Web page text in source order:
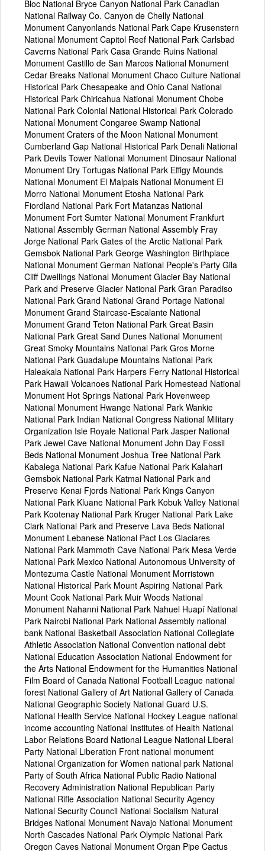
Bloc National Bryce Canyon National Park Canadian
National Railway Co. Canyon de Chelly National
Monument Canyonlands National Park Cape Krusenstern
National Monument Capitol Reef National Park Carlsbad
Caverns National Park Casa Grande Ruins National
Monument Castillo de San Marcos National Monument
Cedar Breaks National Monument Chaco Culture National
Historical Park Chesapeake and Ohio Canal National
Historical Park Chiricahua National Monument Chobe
National Park Colonial National Historical Park Colorado
National Monument Congaree Swamp National
Monument Craters of the Moon National Monument
Cumberland Gap National Historical Park Denali National
Park Devils Tower National Monument Dinosaur National
Monument Dry Tortugas National Park Effigy Mounds
National Monument El Malpais National Monument El
Morro National Monument Etosha National Park
Fiordland National Park Fort Matanzas National
Monument Fort Sumter National Monument Frankfurt
National Assembly German National Assembly Fray
Jorge National Park Gates of the Arctic National Park
Gemsbok National Park George Washington Birthplace
National Monument German National People's Party Gila
Cliff Dwellings National Monument Glacier Bay National
Park and Preserve Glacier National Park Gran Paradiso
National Park Grand National Grand Portage National
Monument Grand Staircase-Escalante National
Monument Grand Teton National Park Great Basin
National Park Great Sand Dunes National Monument
Great Smoky Mountains National Park Gros Morne
National Park Guadalupe Mountains National Park
Haleakala National Park Harpers Ferry National Historical
Park Hawaii Volcanoes National Park Homestead National
Monument Hot Springs National Park Hovenweep
National Monument Hwange National Park Wankie
National Park Indian National Congress National Military
Organization Isle Royale National Park Jasper National
Park Jewel Cave National Monument John Day Fossil
Beds National Monument Joshua Tree National Park
Kabalega National Park Kafue National Park Kalahari
Gemsbok National Park Katmai National Park and
Preserve Kenai Fjords National Park Kings Canyon
National Park Kluane National Park Kobuk Valley National
Park Kootenay National Park Kruger National Park Lake
Clark National Park and Preserve Lava Beds National
Monument Lebanese National Pact Los Glaciares
National Park Mammoth Cave National Park Mesa Verde
National Park Mexico National Autonomous University of
Montezuma Castle National Monument Morristown
National Historical Park Mount Aspiring National Park
Mount Cook National Park Muir Woods National
Monument Nahanni National Park Nahuel Huapí National
Park Nairobi National Park National Assembly national
bank National Basketball Association National Collegiate
Athletic Association National Convention national debt
National Education Association National Endowment for
the Arts National Endowment for the Humanities National
Film Board of Canada National Football League national
forest National Gallery of Art National Gallery of Canada
National Geographic Society National Guard U.S.
National Health Service National Hockey League national
income accounting National Institutes of Health National
Labor Relations Board National League National Liberal
Party National Liberation Front national monument
National Organization for Women national park National
Party of South Africa National Public Radio National
Recovery Administration National Republican Party
National Rifle Association National Security Agency
National Security Council National Socialism Natural
Bridges National Monument Navajo National Monument
North Cascades National Park Olympic National Park
Oregon Caves National Monument Organ Pipe Cactus